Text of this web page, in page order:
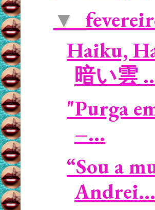
▼
Haiku,
暗い雲
"Purga
–...
“Sou a
Andrei...